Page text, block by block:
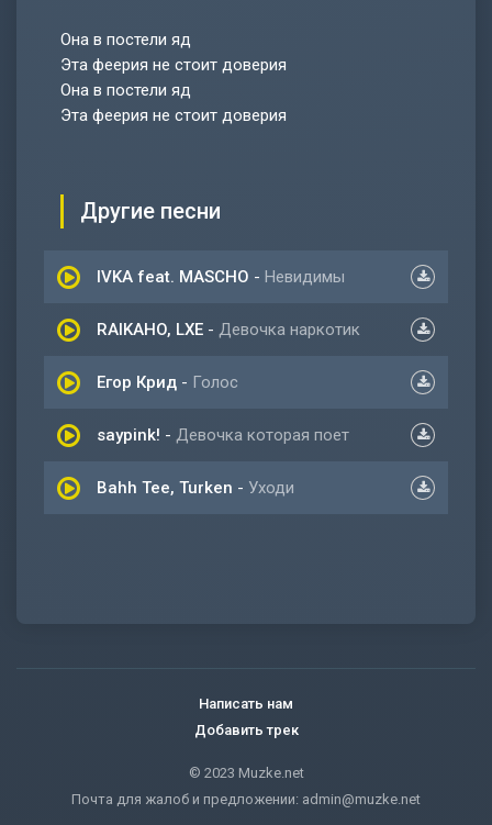
Она в постели яд
Эта феерия не стоит доверия
Она в постели яд
Эта феерия не стоит доверия
Другие песни
IVKA feat. MASCHO - Невидимы
RAIKAHO, LXE - Девочка наркотик
Егор Крид - Голос
saypink! - Девочка которая поет
Bahh Tee, Turken - Уходи
Написать нам
Добавить трек
© 2023 Muzke.net
Почта для жалоб и предложении: admin@muzke.net